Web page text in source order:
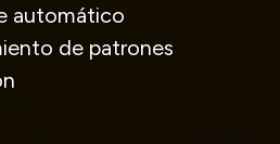
automático
de patrones